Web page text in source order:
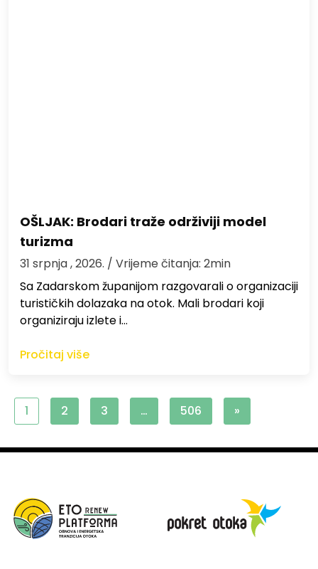
OŠLJAK: Brodari traže održiviji model
turizma
31 srpnja , 2026. / Vrijeme čitanja: 2min
Sa Zadarskom županijom razgovarali o organizaciji
turističkih dolazaka na otok. Mali brodari koji
organiziraju izlete i…
Pročitaj više
1 2 3 … 506 »